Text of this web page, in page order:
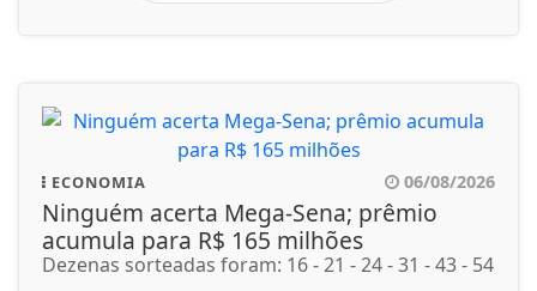
ECONOMIA 06/08/2026
Ninguém acerta Mega-Sena; prêmio
acumula para R$ 165 milhões
Dezenas sorteadas foram: 16 - 21 - 24 - 31 - 43 - 54